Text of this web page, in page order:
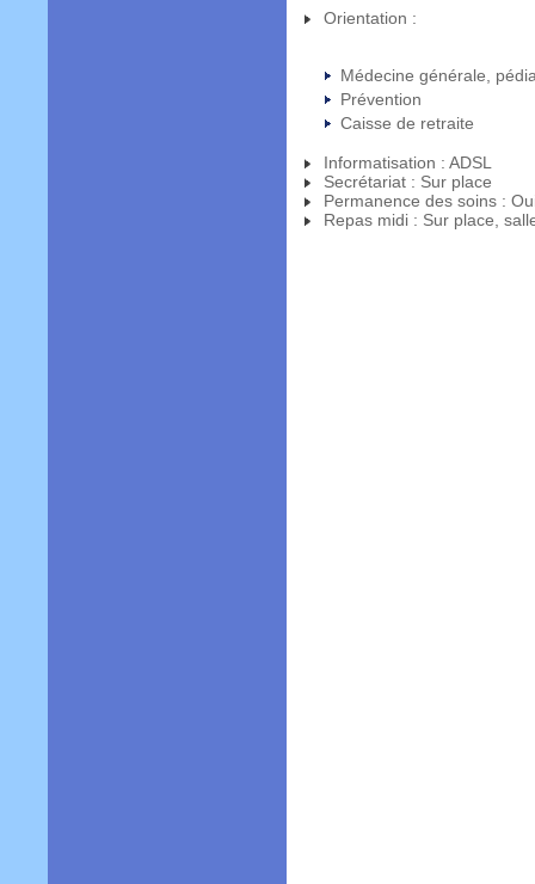
Orientation :
Médecine générale,
Prévention
Caisse de retraite
Informatisation : ADSL
Secrétariat : Sur place
Permanence des soins :
Repas midi : Sur place,